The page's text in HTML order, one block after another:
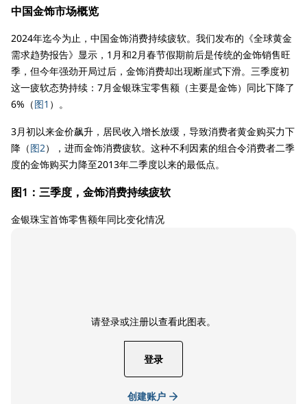
中国金饰市场概览
2024年迄今为止，中国金饰消费持续疲软。我们发布的《全球黄金
需求趋势报告》显示，1月和2月春节假期前后是传统的金饰销售旺
季，但今年强劲开局过后，金饰消费却出现断崖式下滑。三季度初
这一疲软态势持续：7月金银珠宝零售额（主要是金饰）同比下降了
6%（图1 ）。
3月初以来金价飙升，居民收入增长放缓，导致消费者黄金购买力下
降（图2），进而金饰消费疲软。这种不利因素的组合令消费者二季
度的金饰购买力降至2013年二季度以来的最低点。
图1：三季度，金饰消费持续疲软
金银珠宝首饰零售额年同比变化情况
请登录或注册以查看此图表。
登录
创建账户